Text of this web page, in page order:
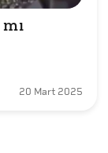
20 Mart 2025